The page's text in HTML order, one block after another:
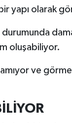
yapı olarak
oluşabiliyor.
ve